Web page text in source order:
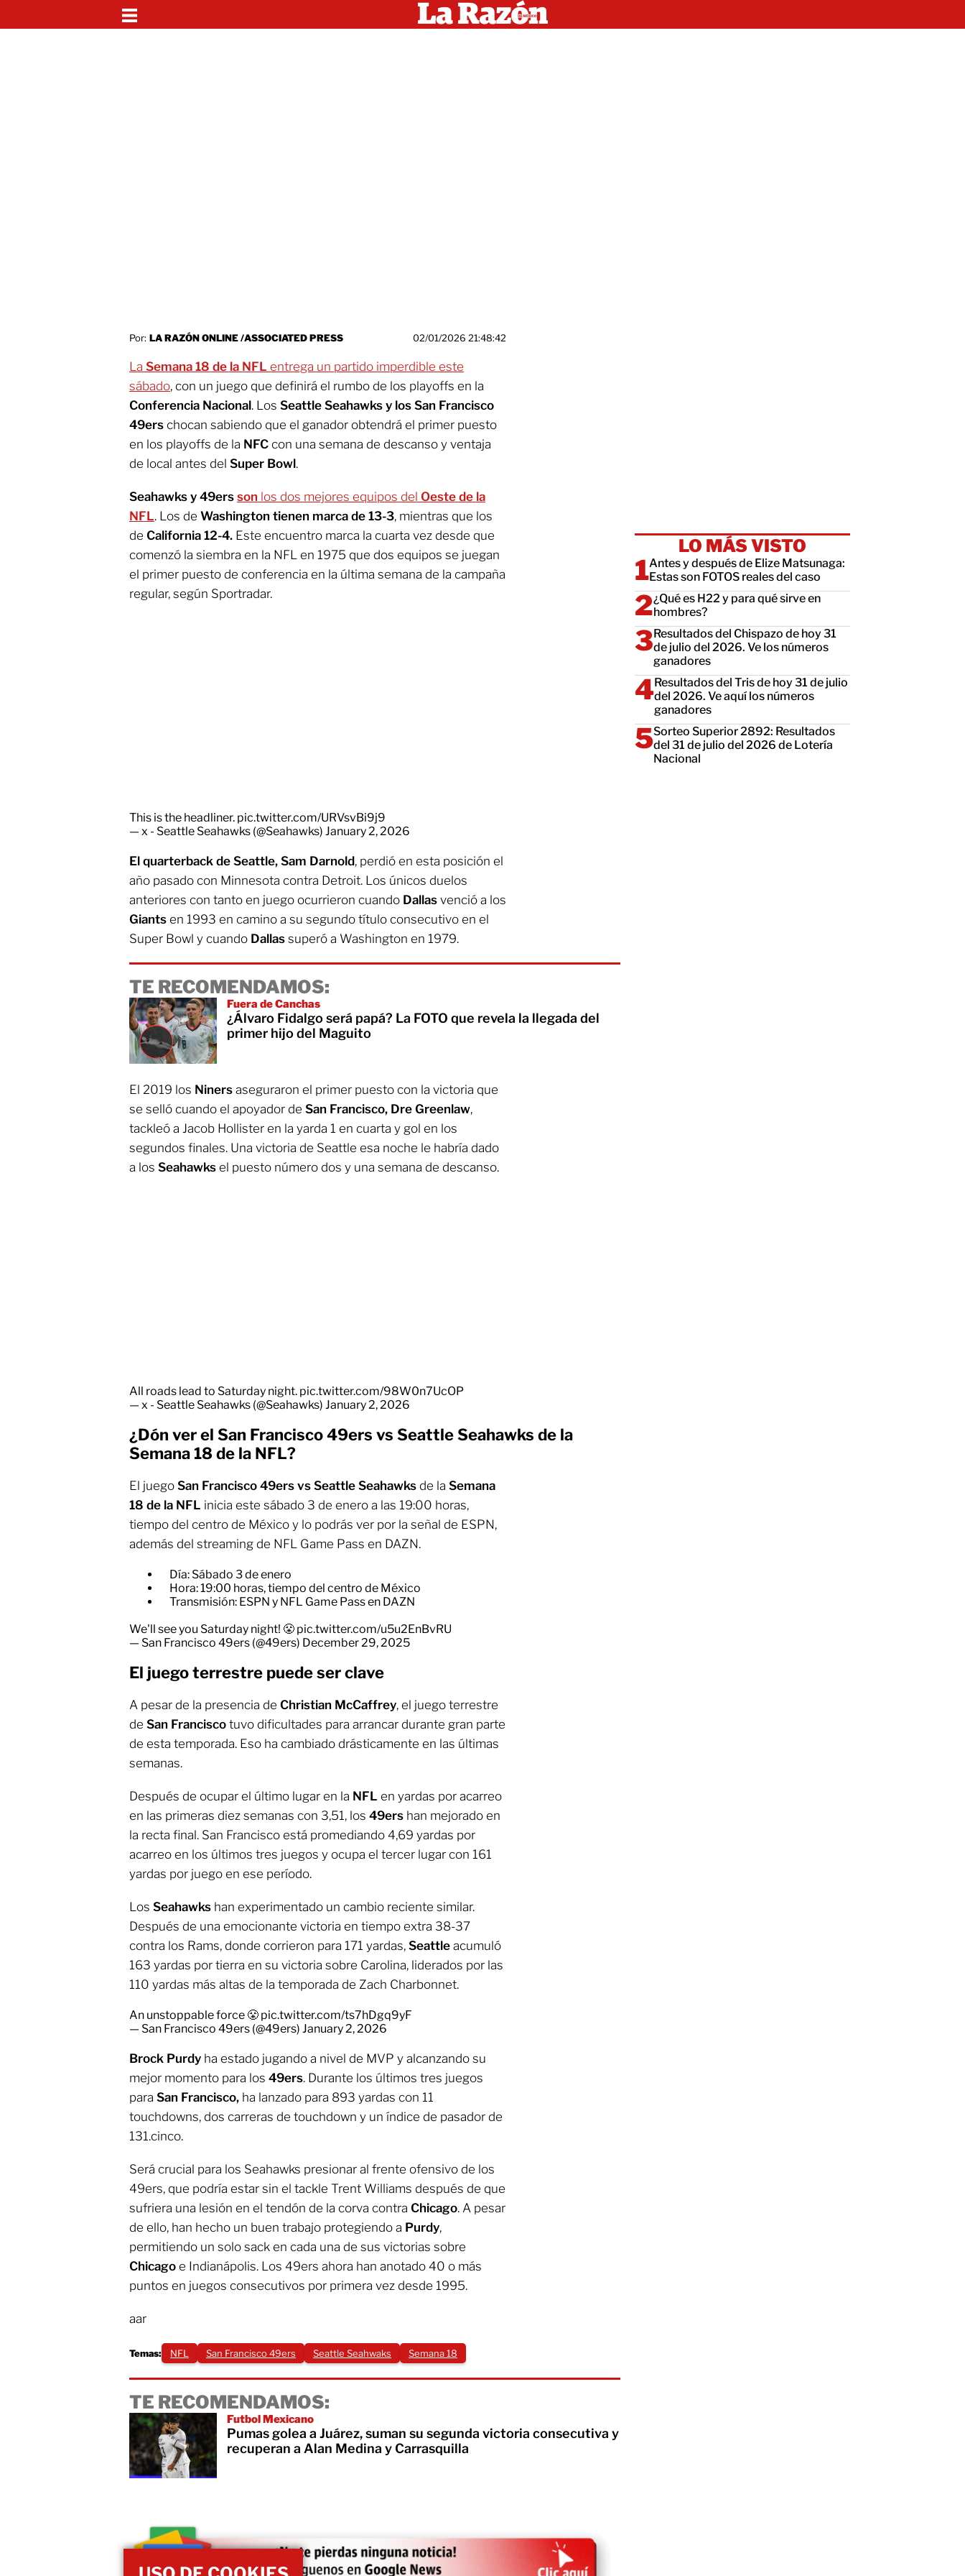
Por: LA RAZÓN ONLINE /ASSOCIATED PRESS 02/01/2026 21:48:42
La Semana 18 de la NFL entrega un partido imperdible este
sábado, con un juego que definirá el rumbo de los playoffs en la
Conferencia Nacional. Los Seattle Seahawks y los San Francisco
49ers chocan sabiendo que el ganador obtendrá el primer puesto
en los playoffs de la NFC con una semana de descanso y ventaja
de local antes del Super Bowl.
Seahawks y 49ers son los dos mejores equipos del Oeste de la
NFL. Los de Washington tienen marca de 13-3, mientras que los
de California 12-4. Este encuentro marca la cuarta vez desde que
comenzó la siembra en la NFL en 1975 que dos equipos se juegan
el primer puesto de conferencia en la última semana de la campaña
regular, según Sportradar.
This is the headliner. pic.twitter.com/URVsvBi9j9
— x - Seattle Seahawks (@Seahawks) January 2, 2026
El quarterback de Seattle, Sam Darnold, perdió en esta posición el
año pasado con Minnesota contra Detroit. Los únicos duelos
anteriores con tanto en juego ocurrieron cuando Dallas venció a los
Giants en 1993 en camino a su segundo título consecutivo en el
Super Bowl y cuando Dallas superó a Washington en 1979.
TE RECOMENDAMOS:
Fuera de Canchas
¿Álvaro Fidalgo será papá? La FOTO que revela la llegada del
primer hijo del Maguito
El 2019 los Niners aseguraron el primer puesto con la victoria que
se selló cuando el apoyador de San Francisco, Dre Greenlaw,
tackleó a Jacob Hollister en la yarda 1 en cuarta y gol en los
segundos finales. Una victoria de Seattle esa noche le habría dado
a los Seahawks el puesto número dos y una semana de descanso.
All roads lead to Saturday night. pic.twitter.com/98W0n7UcOP
— x - Seattle Seahawks (@Seahawks) January 2, 2026
¿Dón ver el San Francisco 49ers vs Seattle Seahawks de la
Semana 18 de la NFL?
El juego San Francisco 49ers vs Seattle Seahawks de la Semana
18 de la NFL inicia este sábado 3 de enero a las 19:00 horas,
tiempo del centro de México y lo podrás ver por la señal de ESPN,
además del streaming de NFL Game Pass en DAZN.
Día: Sábado 3 de enero
Hora: 19:00 horas, tiempo del centro de México
Transmisión: ESPN y NFL Game Pass en DAZN
We'll see you Saturday night! 😤 pic.twitter.com/u5u2EnBvRU
— San Francisco 49ers (@49ers) December 29, 2025
El juego terrestre puede ser clave
A pesar de la presencia de Christian McCaffrey, el juego terrestre
de San Francisco tuvo dificultades para arrancar durante gran parte
de esta temporada. Eso ha cambiado drásticamente en las últimas
semanas.
Después de ocupar el último lugar en la NFL en yardas por acarreo
en las primeras diez semanas con 3,51, los 49ers han mejorado en
la recta final. San Francisco está promediando 4,69 yardas por
acarreo en los últimos tres juegos y ocupa el tercer lugar con 161
yardas por juego en ese período.
Los Seahawks han experimentado un cambio reciente similar.
Después de una emocionante victoria en tiempo extra 38-37
contra los Rams, donde corrieron para 171 yardas, Seattle acumuló
163 yardas por tierra en su victoria sobre Carolina, liderados por las
110 yardas más altas de la temporada de Zach Charbonnet.
An unstoppable force 😤 pic.twitter.com/ts7hDgq9yF
— San Francisco 49ers (@49ers) January 2, 2026
Brock Purdy ha estado jugando a nivel de MVP y alcanzando su
mejor momento para los 49ers. Durante los últimos tres juegos
para San Francisco, ha lanzado para 893 yardas con 11
touchdowns, dos carreras de touchdown y un índice de pasador de
131.cinco.
Será crucial para los Seahawks presionar al frente ofensivo de los
49ers, que podría estar sin el tackle Trent Williams después de que
sufriera una lesión en el tendón de la corva contra Chicago. A pesar
de ello, han hecho un buen trabajo protegiendo a Purdy,
permitiendo un solo sack en cada una de sus victorias sobre
Chicago e Indianápolis. Los 49ers ahora han anotado 40 o más
puntos en juegos consecutivos por primera vez desde 1995.
aar
Temas: NFL San Francisco 49ers Seattle Seahwaks Semana 18
TE RECOMENDAMOS:
Futbol Mexicano
Pumas golea a Juárez, suman su segunda victoria consecutiva y
recuperan a Alan Medina y Carrasquilla
LO MÁS VISTO
Antes y después de Elize Matsunaga:
Estas son FOTOS reales del caso
¿Qué es H22 y para qué sirve en
hombres?
Resultados del Chispazo de hoy 31
de julio del 2026. Ve los números
ganadores
Resultados del Tris de hoy 31 de julio
del 2026. Ve aquí los números
ganadores
Sorteo Superior 2892: Resultados
del 31 de julio del 2026 de Lotería
Nacional